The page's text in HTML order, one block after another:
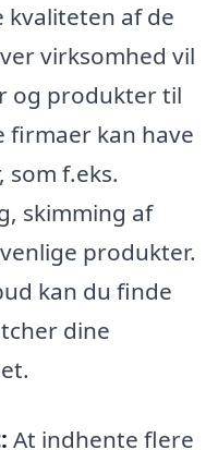
af de
virksomhed vil
og produkter til
kan have
som f.eks.
skimming af
produkter.
kan du finde
dine
At indhente flere